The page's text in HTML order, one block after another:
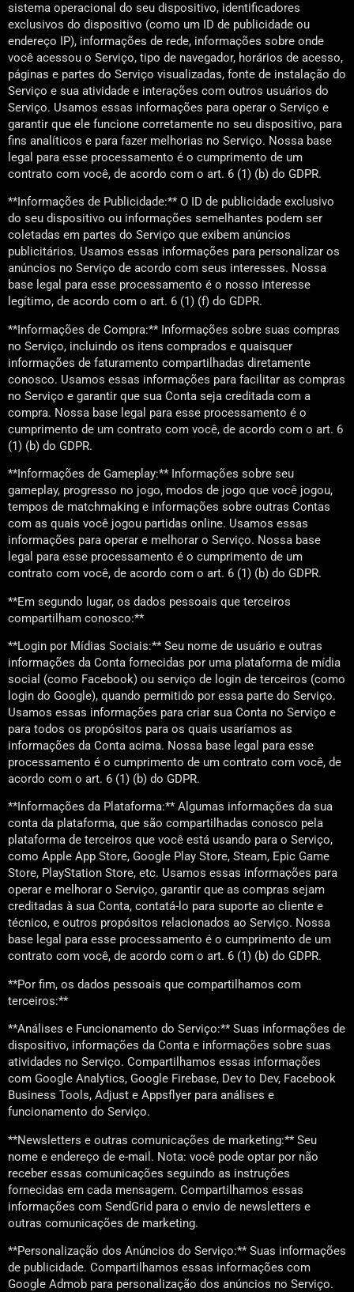
sistema operacional do seu dispositivo, identificadores
exclusivos do dispositivo (como um ID de publicidade ou
endereço IP), informações de rede, informações sobre onde
você acessou o Serviço, tipo de navegador, horários de acesso,
páginas e partes do Serviço visualizadas, fonte de instalação do
Serviço e sua atividade e interações com outros usuários do
Serviço. Usamos essas informações para operar o Serviço e
garantir que ele funcione corretamente no seu dispositivo, para
fins analíticos e para fazer melhorias no Serviço. Nossa base
legal para esse processamento é o cumprimento de um
contrato com você, de acordo com o art. 6 (1) (b) do GDPR.
**Informações de Publicidade:** O ID de publicidade exclusivo
do seu dispositivo ou informações semelhantes podem ser
coletadas em partes do Serviço que exibem anúncios
publicitários. Usamos essas informações para personalizar os
anúncios no Serviço de acordo com seus interesses. Nossa
base legal para esse processamento é o nosso interesse
legítimo, de acordo com o art. 6 (1) (f) do GDPR.
**Informações de Compra:** Informações sobre suas compras
no Serviço, incluindo os itens comprados e quaisquer
informações de faturamento compartilhadas diretamente
conosco. Usamos essas informações para facilitar as compras
no Serviço e garantir que sua Conta seja creditada com a
compra. Nossa base legal para esse processamento é o
cumprimento de um contrato com você, de acordo com o art. 6
(1) (b) do GDPR.
**Informações de Gameplay:** Informações sobre seu
gameplay, progresso no jogo, modos de jogo que você jogou,
tempos de matchmaking e informações sobre outras Contas
com as quais você jogou partidas online. Usamos essas
informações para operar e melhorar o Serviço. Nossa base
legal para esse processamento é o cumprimento de um
contrato com você, de acordo com o art. 6 (1) (b) do GDPR.
**Em segundo lugar, os dados pessoais que terceiros
compartilham conosco:**
**Login por Mídias Sociais:** Seu nome de usuário e outras
informações da Conta fornecidas por uma plataforma de mídia
social (como Facebook) ou serviço de login de terceiros (como
login do Google), quando permitido por essa parte do Serviço.
Usamos essas informações para criar sua Conta no Serviço e
para todos os propósitos para os quais usaríamos as
informações da Conta acima. Nossa base legal para esse
processamento é o cumprimento de um contrato com você, de
acordo com o art. 6 (1) (b) do GDPR.
**Informações da Plataforma:** Algumas informações da sua
conta da plataforma, que são compartilhadas conosco pela
plataforma de terceiros que você está usando para o Serviço,
como Apple App Store, Google Play Store, Steam, Epic Game
Store, PlayStation Store, etc. Usamos essas informações para
operar e melhorar o Serviço, garantir que as compras sejam
creditadas à sua Conta, contatá-lo para suporte ao cliente e
técnico, e outros propósitos relacionados ao Serviço. Nossa
base legal para esse processamento é o cumprimento de um
contrato com você, de acordo com o art. 6 (1) (b) do GDPR.
**Por fim, os dados pessoais que compartilhamos com
terceiros:**
**Análises e Funcionamento do Serviço:** Suas informações de
dispositivo, informações da Conta e informações sobre suas
atividades no Serviço. Compartilhamos essas informações
com Google Analytics, Google Firebase, Dev to Dev, Facebook
Business Tools, Adjust e Appsflyer para análises e
funcionamento do Serviço.
**Newsletters e outras comunicações de marketing:** Seu
nome e endereço de e-mail. Nota: você pode optar por não
receber essas comunicações seguindo as instruções
fornecidas em cada mensagem. Compartilhamos essas
informações com SendGrid para o envio de newsletters e
outras comunicações de marketing.
**Personalização dos Anúncios do Serviço:** Suas informações
de publicidade. Compartilhamos essas informações com
Google Admob para personalização dos anúncios no Serviço.